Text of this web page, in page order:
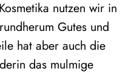
nutzen wir in
Gutes und
hat aber auch die
das mulmige